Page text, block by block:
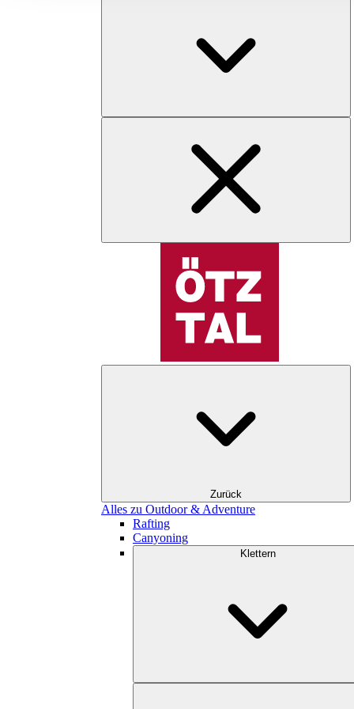
Zurück
Alles zu Outdoor & Adventure
Rafting
Canyoning
Klettern